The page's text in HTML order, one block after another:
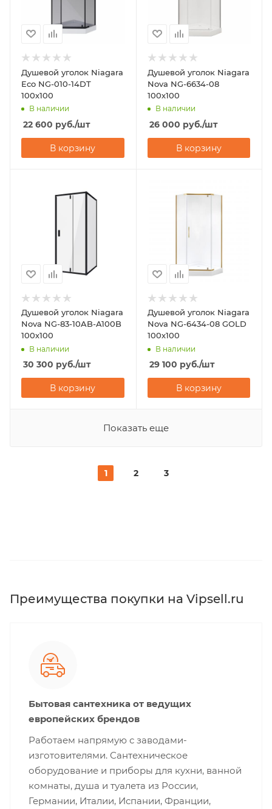
Душевой уголок Niagara
Eco NG-010-14DT
100х100
В наличии
22 600 руб./шт
В корзину
Душевой уголок Niagara
Nova NG-6634-08
100х100
В наличии
26 000 руб./шт
В корзину
Душевой уголок Niagara
Nova NG-83-10AB-A100B
100х100
В наличии
30 300 руб./шт
В корзину
Душевой уголок Niagara
Nova NG-6434-08 GOLD
100х100
В наличии
29 100 руб./шт
В корзину
Показать еще
1 2 3
Преимущества покупки на Vipsell.ru
Бытовая сантехника от ведущих
европейских брендов
Работаем напрямую с заводами-
изготовителями. Сантехническое
оборудование и приборы для кухни, ванной
комнаты, душа и туалета из России,
Германии, Италии, Испании, Франции,